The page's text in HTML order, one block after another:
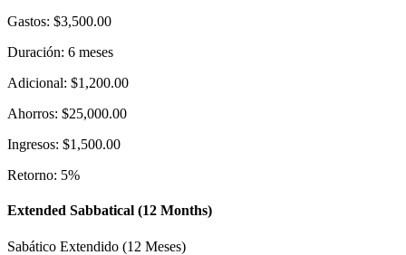
Gastos: $3,500.00
Duración: 6 meses
Adicional: $1,200.00
Ahorros: $25,000.00
Ingresos: $1,500.00
Retorno: 5%
Extended Sabbatical (12 Months)
Sabático Extendido (12 Meses)